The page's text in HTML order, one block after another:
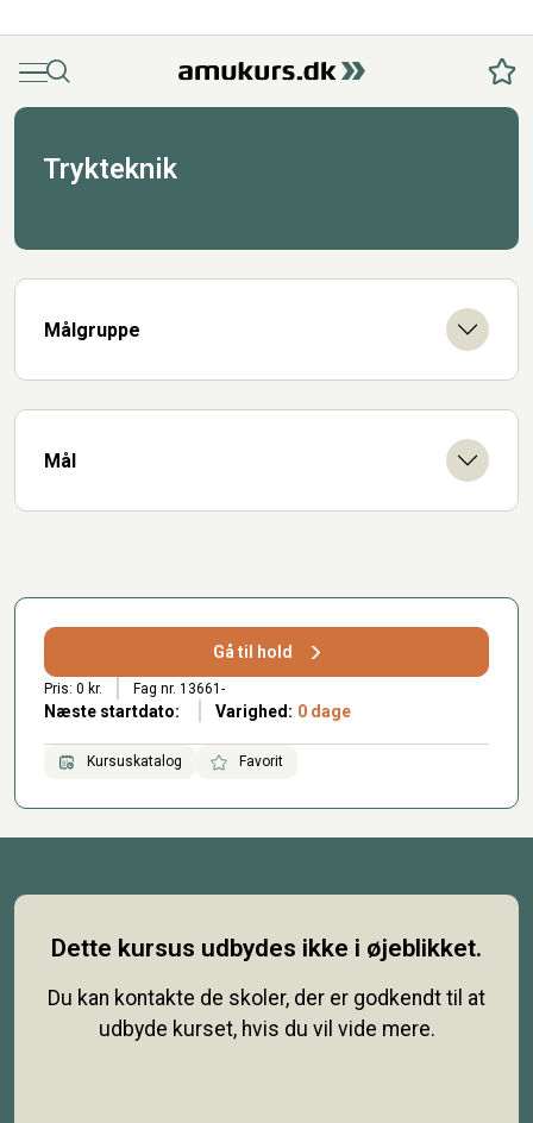
MenuSøg
Trykteknik
Målgruppe
Mål
Gå til hold
Pris: 0 kr. Fag nr. 13661-
Næste startdato: Varighed: 0 dage
Kursuskatalog Favorit
Dette kursus udbydes ikke i øjeblikket.
Du kan kontakte de skoler, der er godkendt til at
udbyde kurset, hvis du vil vide mere.